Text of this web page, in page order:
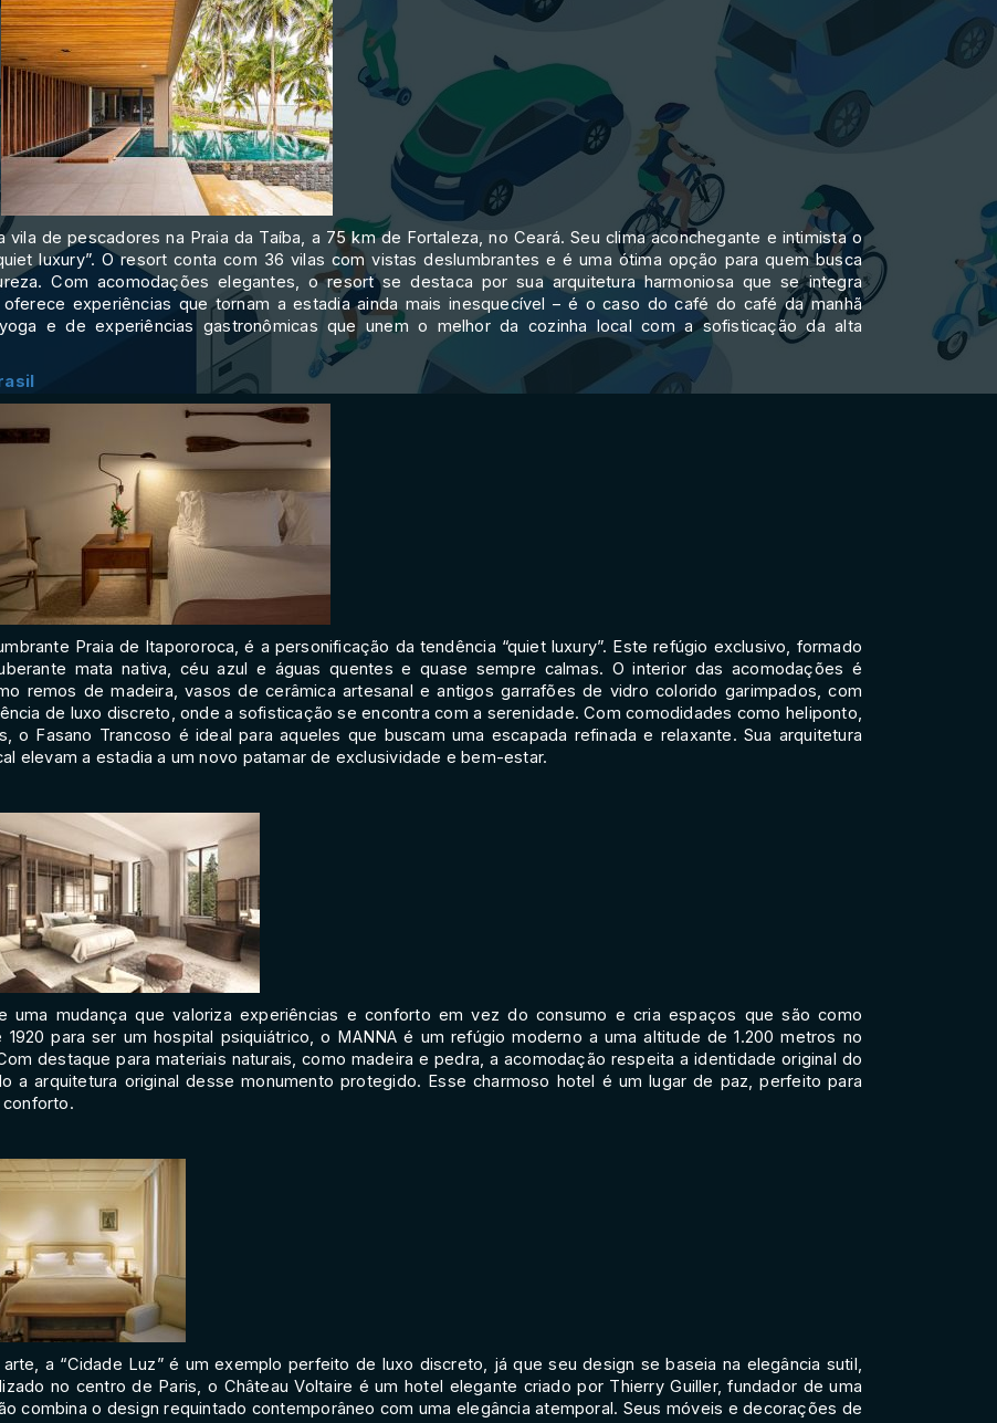
vila de pescadores na Praia da Taíba, a 75 km de Fortaleza, no Ceará. Seu clima aconchegante e intimista o
luxury”. O resort conta com 36 vilas com vistas deslumbrantes e é uma ótima opção para quem busca
Com acomodações elegantes, o resort se destaca por sua arquitetura harmoniosa que se integra
experiências que tornam a estadia ainda mais inesquecível – é o caso do café do café da manhã
e de experiências gastronômicas que unem o melhor da cozinha local com a sofisticação da alta
Praia de Itapororoca, é a personificação da tendência “quiet luxury”. Este refúgio exclusivo, formado
mata nativa, céu azul e águas quentes e quase sempre calmas. O interior das acomodações é
remos de madeira, vasos de cerâmica artesanal e antigos garrafões de vidro colorido garimpados, com
de luxo discreto, onde a sofisticação se encontra com a serenidade. Com comodidades como heliponto,
o Fasano Trancoso é ideal para aqueles que buscam uma escapada refinada e relaxante. Sua arquitetura
elevam a estadia a um novo patamar de exclusividade e bem-estar.
mudança que valoriza experiências e conforto em vez do consumo e cria espaços que são como
para ser um hospital psiquiátrico, o MANNA é um refúgio moderno a uma altitude de 1.200 metros no
destaque para materiais naturais, como madeira e pedra, a acomodação respeita a identidade original do
a arquitetura original desse monumento protegido. Esse charmoso hotel é um lugar de paz, perfeito para
a “Cidade Luz” é um exemplo perfeito de luxo discreto, já que seu design se baseia na elegância sutil,
no centro de Paris, o Château Voltaire é um hotel elegante criado por Thierry Guiller, fundador de uma
combina o design requintado contemporâneo com uma elegância atemporal. Seus móveis e decorações de